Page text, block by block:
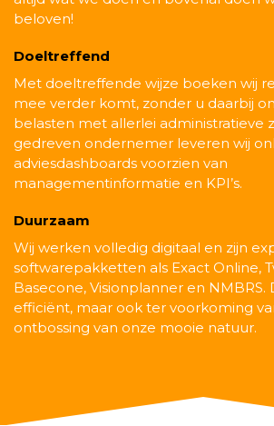
beloven!
Doeltreffend
Met doeltreffende wijze boeken wij
mee verder komt, zonder u daarbij
belasten met allerlei administratieve
gedreven ondernemer leveren wij
adviesdashboards voorzien van
managementinformatie en KPI’s.
Duurzaam
Wij werken volledig digitaal en zijn
softwarepakketten als Exact Online,
Basecone, Visionplanner en NMBRS.
efficiënt, maar ook ter voorkoming
ontbossing van onze mooie natuur.